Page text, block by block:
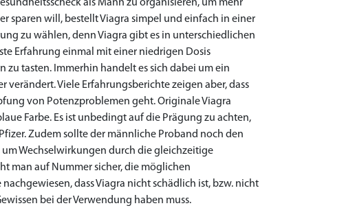
als Mann zu organisieren, um mehr
sparen will, bestellt Viagra simpel und einfach in einer
zu wählen, denn Viagra gibt es in unterschiedlichen
Erfahrung einmal mit einer niedrigen Dosis
zu tasten. Immerhin handelt es sich dabei um ein
verändert. Viele Erfahrungsberichte zeigen aber, dass
von Potenzproblemen geht. Originale Viagra
Farbe. Es ist unbedingt auf die Prägung zu achten,
Zudem sollte der männliche Proband noch den
Wechselwirkungen durch die gleichzeitige
man auf Nummer sicher, die möglichen
dass Viagra nicht schädlich ist, bzw. nicht
bei der Verwendung haben muss.